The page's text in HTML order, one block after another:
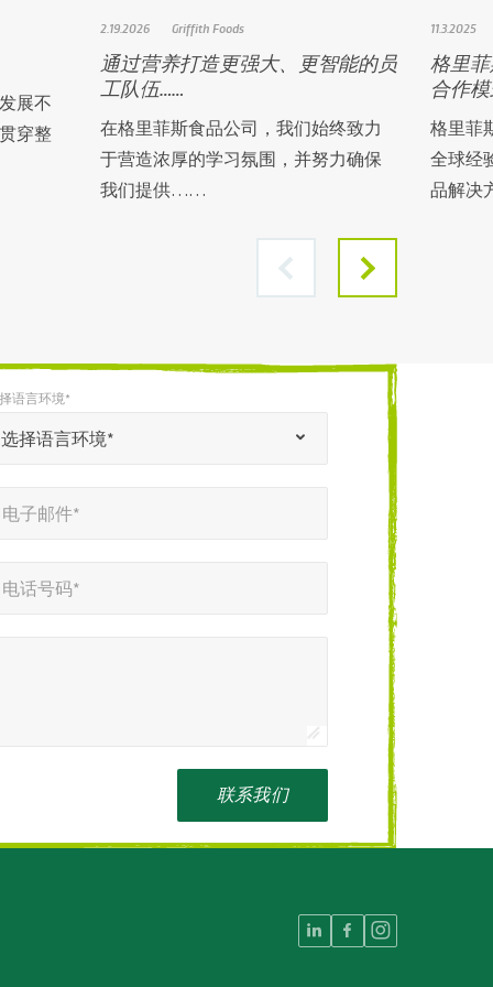
展不
穿整
2.19.2026 Griffith Foods
通过营养打造更强大、更智能的员
工队伍……
在格里菲斯食品公司，我们始终致力
于营造浓厚的学习氛围，并努力确保
我们提供……
11.3.2025
格里
合作
格里菲
全球经
品解
选择语言环境*
语言环境*
电子邮件*
电话号码*
联系我们